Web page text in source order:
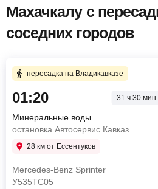
Махачкалу с
соседних городов
пересадка на Владикавказе
01:20 31 ч 30 мин
Минеральные воды
остановка Автосервис Кавказ
28 км от Ессентуков
Mercedes-Benz Sprinter
У535ТС05